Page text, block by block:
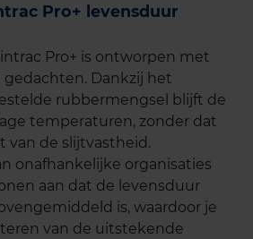
Pro+ levensduur
Pro+ is ontworpen met
Dankzij het
rubbermengsel blijft de
temperaturen, zonder dat
van de slijtvastheid.
onafhankelijke organisaties
aan dat de levensduur
is, waardoor je
van de uitstekende